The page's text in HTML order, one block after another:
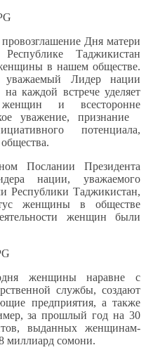
Дня матери
Таджикистан
в нашем обществе.
уважаемый Лидер нации
каждой встрече уделяет
и всесторонне
уважение, признание
потенциала,
Послании Президента
нации, уважаемого
Таджикистан,
женщины в обществе
женщин были
женщины наравне с
службы, создают
предприятия, а также
за прошлый год на 30
выданных женщинам-
миллиард сомони.